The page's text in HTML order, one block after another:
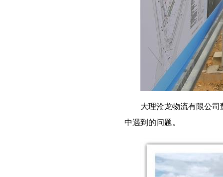
大理沧龙物流有限公
中遇到的问题。